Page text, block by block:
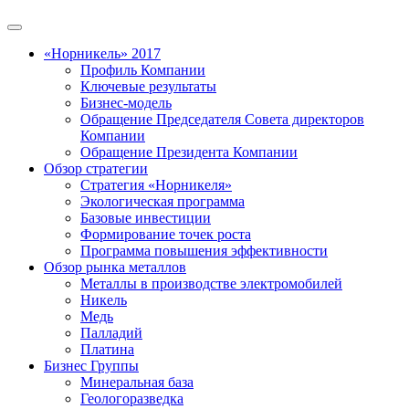
«Норникель» 2017
Профиль Компании
Ключевые результаты
Бизнес-модель
Обращение Председателя Совета директоров
Компании
Обращение Президента Компании
Обзор стратегии
Стратегия «Норникеля»
Экологическая программа
Базовые инвестиции
Формирование точек роста
Программа повышения эффективности
Обзор рынка металлов
Металлы в производстве электромобилей
Никель
Медь
Палладий
Платина
Бизнес Группы
Минеральная база
Геологоразведка